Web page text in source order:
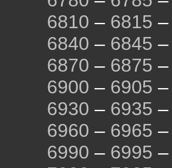
6810 – 6815 –
6840 – 6845 –
6870 – 6875 –
6900 – 6905 –
6930 – 6935 –
6960 – 6965 –
6990 – 6995 –